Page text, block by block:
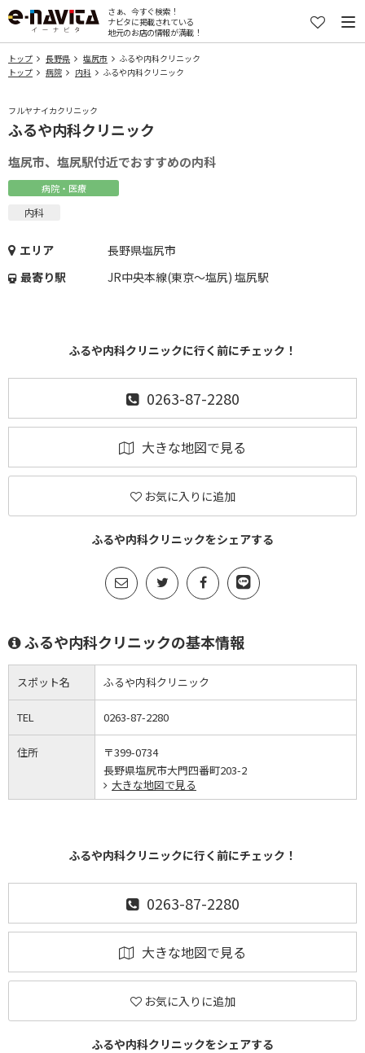
さぁ、今すぐ検索！
ナビタに掲載されている
地元のお店の情報が満載！
トップ 長野県 塩尻市
ふるや内科クリニック
トップ
病院 内科 ふるや内科クリニック
フルヤナイカクリニック
ふるや内科クリニック
塩尻市、塩尻駅付近でおすすめの内科
病院・医療
内科
エリア
長野県塩尻市
最寄り駅
JR中央本線(東京～塩尻) 塩尻駅
ふるや内科クリニックに行く前にチェック！
0263-87-2280
大きな地図で見る
お気に入りに追加
ふるや内科クリニックをシェアする
ふるや内科クリニックの基本情報
スポット名 ふるや内科クリニック
TEL 0263-87-2280
住所
〒399-0734
長野県塩尻市大門四番町203-2
大きな地図で見る
ふるや内科クリニックに行く前にチェック！
0263-87-2280
大きな地図で見る
お気に入りに追加
ふるや内科クリニックをシェアする